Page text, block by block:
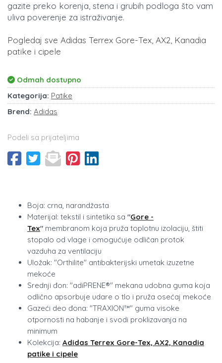
gazite preko korenja, stena i grubih podloga što vam
uliva poverenje za istraživanje.
Pogledaj sve Adidas Terrex Gore-Tex, AX2, Kanadia
patike i cipele
Odmah dostupno
Kategorija: Patike
Brend: Adidas
Podeli sa prijateljima
Boja: crna, narandžasta
Materijal: tekstil i sintetika sa "Gore -
Tex" membranom koja pruža toplotnu izolaciju, štiti
stopalo od vlage i omogućuje odličan protok
vazduha za ventilaciju
Uložak: "Orthilite" antibakterijski umetak izuzetne
mekoće
Srednji đon: "adiPRENE®" mekana udobna guma koja
odlično apsorbuje udare o tlo i pruža osećaj mekoće
Gazeći deo đona: "TRAXION™" guma visoke
otpornosti na habanje i svodi proklizavanja na
minimum
Kolekcija: Adidas Terrex Gore-Tex, AX2, Kanadia
patike i cipele